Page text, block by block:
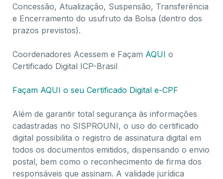
Concessão, Atualização, Suspensão, Transferência
e Encerramento do usufruto da Bolsa (dentro dos
prazos previstos).
Coordenadores Acessem e Façam AQUI o
Certificado Digital ICP-Brasil
Façam AQUI o seu Certificado Digital e-CPF
Além de garantir total segurança às informações
cadastradas no SISPROUNI, o uso do certificado
digital possibilita o registro de assinatura digital em
todos os documentos emitidos, dispensando o envio
postal, bem como o reconhecimento de firma dos
responsáveis que assinam. A validade jurídica